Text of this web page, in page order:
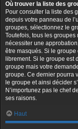
Où trouver la liste des
Pour consulter la liste des
depuis votre panneau de
groupes, sélectionnez le
Toutefois, tous les
nécessiter une
être masqués. Si le
librement. Si le groupe est
groupe mais votre
groupe. Ce dernier pourra
le groupe et ainsi décider
N’importunez pas le chef
ses raisons.
Haut